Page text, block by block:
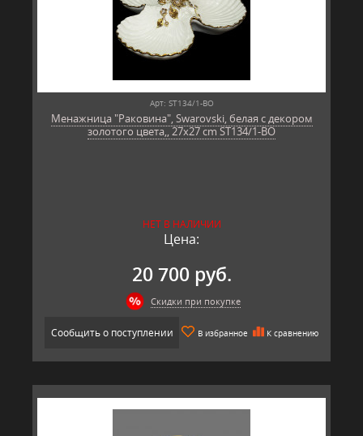
Арт: ST134/1-BO
Менажница "Раковина", Swarovski, белая с декором
золотого цвета,, 27x27 cm ST134/1-BO
НЕТ В НАЛИЧИИ
Цена:
20 700 руб.
Скидки при покупке
Сообщить о поступлении В избранное К сравнению